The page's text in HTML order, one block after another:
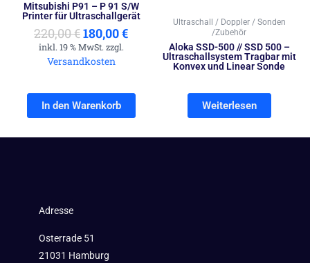
Mitsubishi P91 – P 91 S/W
Printer für Ultraschallgerät
220,00€180,00€
inkl. 19 % MwSt. zzgl.
Versandkosten
In den Warenkorb
Ultraschall / Doppler / Sonden
/Zubehör
Aloka SSD-500 // SSD 500 –
Ultraschallsystem Tragbar mit
Konvex und Linear Sonde
Weiterlesen
Adresse
Osterrade 51
21031 Hamburg